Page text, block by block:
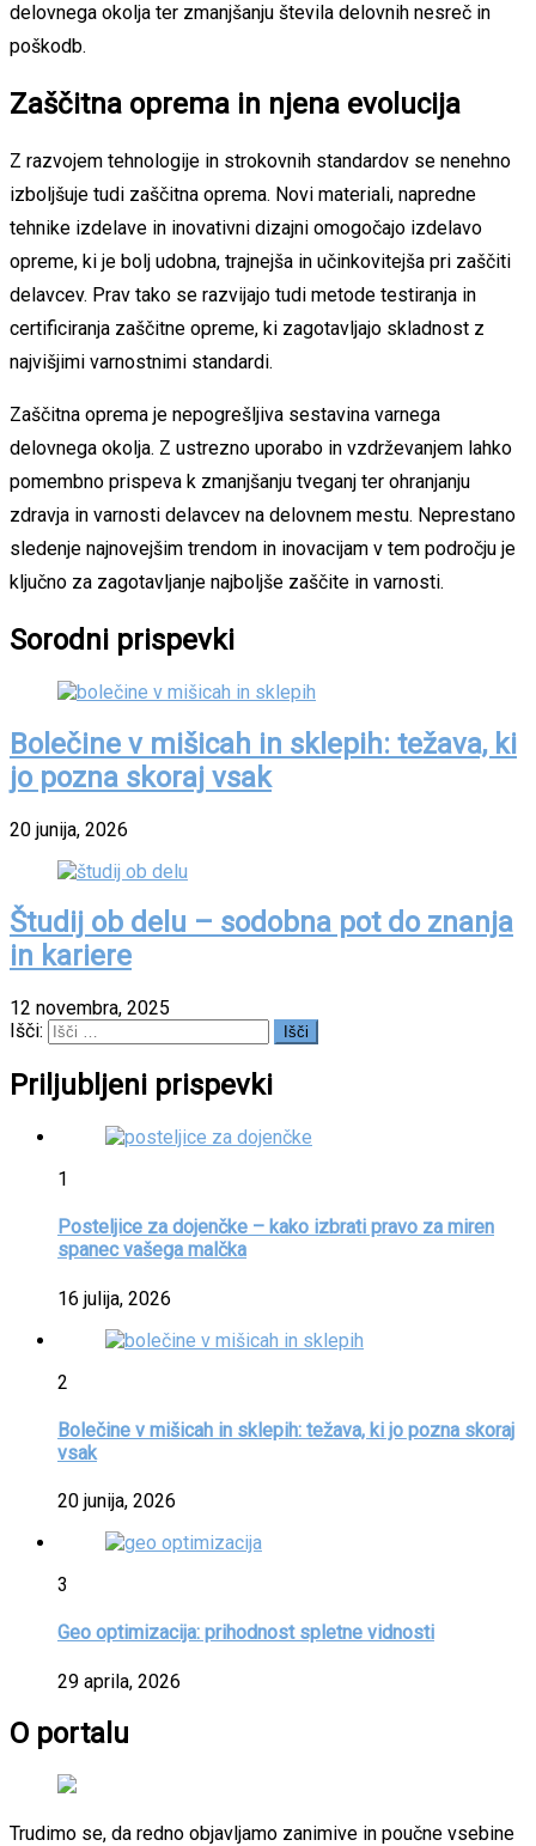
delovnega okolja ter zmanjšanju števila delovnih nesreč in
poškodb.
Zaščitna oprema in njena evolucija
Z razvojem tehnologije in strokovnih standardov se nenehno
izboljšuje tudi zaščitna oprema. Novi materiali, napredne
tehnike izdelave in inovativni dizajni omogočajo izdelavo
opreme, ki je bolj udobna, trajnejša in učinkovitejša pri zaščiti
delavcev. Prav tako se razvijajo tudi metode testiranja in
certificiranja zaščitne opreme, ki zagotavljajo skladnost z
najvišjimi varnostnimi standardi.
Zaščitna oprema je nepogrešljiva sestavina varnega
delovnega okolja. Z ustrezno uporabo in vzdrževanjem lahko
pomembno prispeva k zmanjšanju tveganj ter ohranjanju
zdravja in varnosti delavcev na delovnem mestu. Neprestano
sledenje najnovejšim trendom in inovacijam v tem področju je
ključno za zagotavljanje najboljše zaščite in varnosti.
Sorodni prispevki
Bolečine v mišicah in sklepih: težava, ki
jo pozna skoraj vsak
20 junija, 2026
Študij ob delu – sodobna pot do znanja
in kariere
12 novembra, 2025
Išči:
Priljubljeni prispevki
1
Posteljice za dojenčke – kako izbrati pravo za miren
spanec vašega malčka
16 julija, 2026
2
Bolečine v mišicah in sklepih: težava, ki jo pozna skoraj
vsak
20 junija, 2026
3
Geo optimizacija: prihodnost spletne vidnosti
29 aprila, 2026
O portalu
Trudimo se, da redno objavljamo zanimive in poučne vsebine